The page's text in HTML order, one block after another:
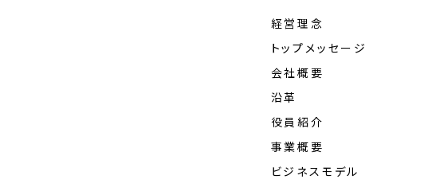
経営理念
トップメッセージ
会社概要
沿革
役員紹介
事業概要
ビジネスモデル